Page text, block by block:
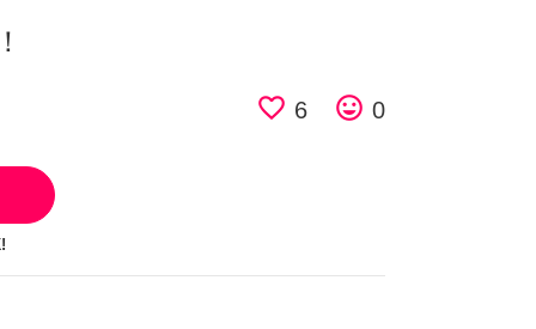
favorite_border 6 tag_faces 0